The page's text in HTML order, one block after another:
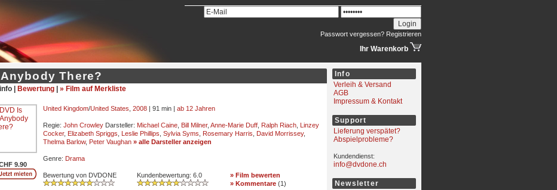
Passwort vergessen? Registrieren
Ihr Warenkorb
There?
| Bewertung » Film auf Merkliste
9.90
United Kingdom/United States 2008 | 91 min | ab 12 Jahren
Regie: John Crowley Darsteller: Michael Caine Bill Milner, Anne-Marie Duff Ralph Riach Linzey
Cocker, Elizabeth Spriggs Leslie Phillips Sylvia Syms Rosemary Harris David Morrissey,
Thelma Barlow, Peter Vaughan » alle Darsteller anzeigen
Genre: Drama
Bewertung von DVDONE Kundenbewertung: 6.0
» Film bewerten
» Kommentare (1)
Info
Verleih & Versand
AGB
Impressum & Kontakt
Support
Lieferung verspätet?
Abspielprobleme?
Kundendienst:
info@dvdone.ch
Newsletter